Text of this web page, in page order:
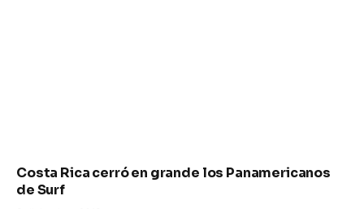
Costa Rica cerró en grande los Panamericanos
de Surf